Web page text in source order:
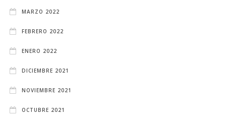
MARZO 2022
FEBRERO 2022
ENERO 2022
DICIEMBRE 2021
NOVIEMBRE 2021
OCTUBRE 2021